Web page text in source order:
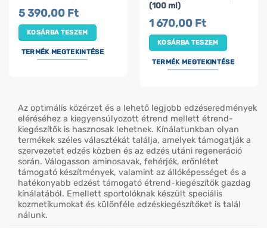
5 390,00 Ft
KOSÁRBA TESZEM
TERMÉK MEGTEKINTÉSE
(100 ml)
1 670,00 Ft
KOSÁRBA TESZEM
TERMÉK MEGTEKINTÉSE
Az optimális közérzet és a lehető legjobb edzéseredmények
eléréséhez a kiegyensúlyozott étrend mellett étrend-
kiegészítők is hasznosak lehetnek. Kínálatunkban olyan
termékek széles választékát találja, amelyek támogatják a
szervezetet edzés közben és az edzés utáni regeneráció
során. Válogasson aminosavak, fehérjék, erőnlétet
támogató készítmények, valamint az állóképességet és a
hatékonyabb edzést támogató étrend-kiegészítők gazdag
kínálatából. Emellett sportolóknak készült speciális
kozmetikumokat és különféle edzéskiegészítőket is talál
nálunk.